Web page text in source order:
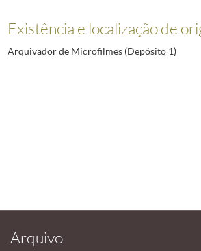
Existência e localização de
Arquivador de Microfilmes (Depósito 1)
Arquivo